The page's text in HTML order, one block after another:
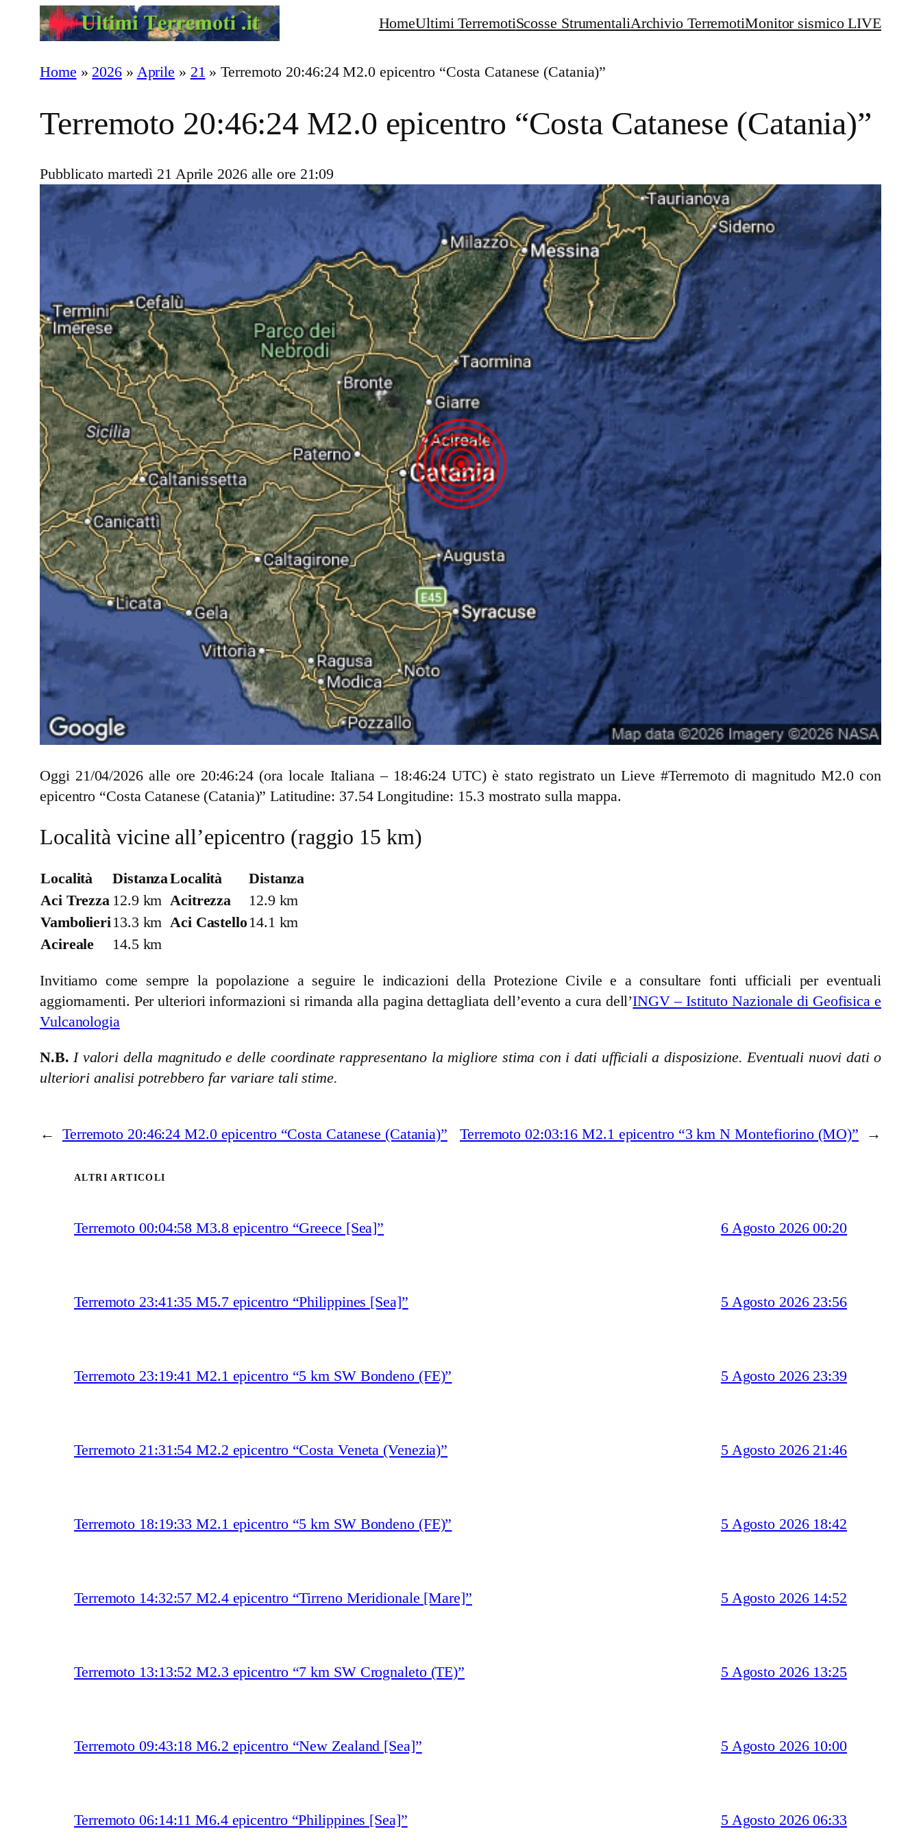
HomeUltimi TerremotiScosse StrumentaliArchivio TerremotiMonitor sismico LIVE
Home » 2026» Aprile » 21 »Terremoto 20:46:24 M2.0 epicentro “Costa Catanese (Catania)”
Terremoto 20:46:24 M2.0 epicentro “Costa Catanese (Catania)”
Pubblicato martedì 21 Aprile 2026 alle ore 21:09
Oggi 21/04/2026 alle ore 20:46:24 (ora locale Italiana – 18:46:24 UTC) è stato registrato un Lieve #Terremoto di magnitudo M2.0 con
epicentro “Costa Catanese (Catania)” Latitudine: 37.54 Longitudine: 15.3 mostrato sulla mappa.
Località vicine all’epicentro (raggio 15 km)
Località DistanzaLocalità
Distanza
Aci Trezza 12.9 km Acitrezza
12.9 km
Vambolieri 13.3 km Aci Castello14.1 km
Acireale
14.5 km
Invitiamo come sempre la popolazione a seguire le indicazioni della Protezione Civile e a consultare fonti ufficiali per eventuali
aggiornamenti. Per ulteriori informazioni si rimanda alla pagina dettagliata dell’evento a cura dell’INGV – Istituto Nazionale di Geofisica e
Vulcanologia
N.B. I valori della magnitudo e delle coordinate rappresentano la migliore stima con i dati ufficiali a disposizione. Eventuali nuovi dati o
ulteriori analisi potrebbero far variare tali stime.
← Terremoto 20:46:24 M2.0 epicentro “Costa Catanese (Catania)” Terremoto 02:03:16 M2.1 epicentro “3 km N Montefiorino (MO)” →
ALTRI ARTICOLI
Terremoto 00:04:58 M3.8 epicentro “Greece [Sea]” 6 Agosto 2026 00:20
Terremoto 23:41:35 M5.7 epicentro “Philippines [Sea]” 5 Agosto 2026 23:56
Terremoto 23:19:41 M2.1 epicentro “5 km SW Bondeno (FE)” 5 Agosto 2026 23:39
Terremoto 21:31:54 M2.2 epicentro “Costa Veneta (Venezia)” 5 Agosto 2026 21:46
Terremoto 18:19:33 M2.1 epicentro “5 km SW Bondeno (FE)” 5 Agosto 2026 18:42
Terremoto 14:32:57 M2.4 epicentro “Tirreno Meridionale [Mare]” 5 Agosto 2026 14:52
Terremoto 13:13:52 M2.3 epicentro “7 km SW Crognaleto (TE)” 5 Agosto 2026 13:25
Terremoto 09:43:18 M6.2 epicentro “New Zealand [Sea]” 5 Agosto 2026 10:00
Terremoto 06:14:11 M6.4 epicentro “Philippines [Sea]” 5 Agosto 2026 06:33